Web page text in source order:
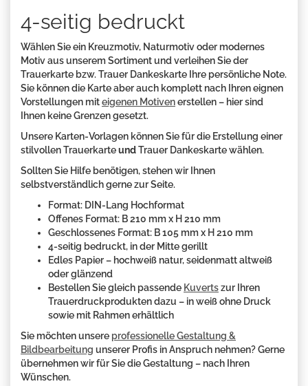
4-seitig bedruckt
Wählen Sie ein Kreuzmotiv, Naturmotiv oder modernes
Motiv aus unserem Sortiment und verleihen Sie der
Trauerkarte bzw. Trauer Dankeskarte Ihre persönliche Note.
Sie können die Karte aber auch komplett nach Ihren eignen
Vorstellungen miteigenen Motivenerstellen – hier sind
Ihnen keine Grenzen gesetzt.
Unsere Karten-Vorlagen können Sie für die Erstellung einer
stilvollen TrauerkarteundTrauer Dankeskarte wählen.
Sollten Sie Hilfe benötigen, stehen wir Ihnen
selbstverständlich gerne zur Seite.
Format: DIN-Lang Hochformat
Offenes Format: B 210 mm x H 210 mm
Geschlossenes Format: B 105 mm x H 210 mm
4-seitig bedruckt, in der Mitte gerillt
Edles Papier – hochweiß natur, seidenmatt altweiß
oder glänzend
Bestellen Sie gleich passende Kuvertszur Ihren
Trauerdruckprodukten dazu – in weiß ohne Druck
sowie mit Rahmen erhältlich
Sie möchten unsere professionelle Gestaltung &
Bildbearbeitung unserer Profis in Anspruch nehmen? Gerne
übernehmen wir für Sie die Gestaltung – nach Ihren
Wünschen.